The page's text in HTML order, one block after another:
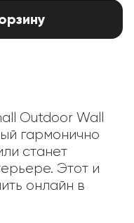
Outdoor Wall
гармонично
станет
Этот и
онлайн в